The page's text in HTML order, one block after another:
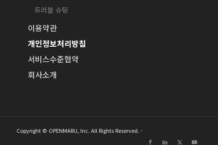
트러블 슈팅
이용약관
개인정보처리방침
서비스수준협약
회사소개
Copyright © OPENMARU, Inc. All Rights Reserved. -